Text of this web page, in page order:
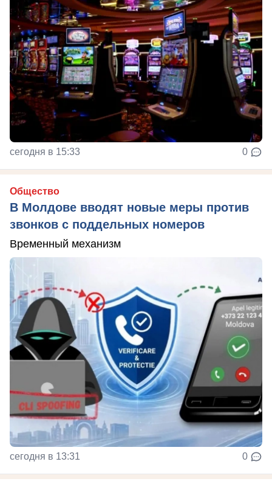
сегодня в 15:33 0
Общество
В Молдове вводят новые меры против
звонков с поддельных номеров
Временный механизм
сегодня в 13:31 0